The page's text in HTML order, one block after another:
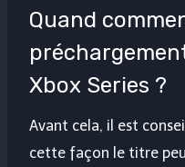
Quand
Xbox Series ?
Avant cela, il est
cette façon le titre